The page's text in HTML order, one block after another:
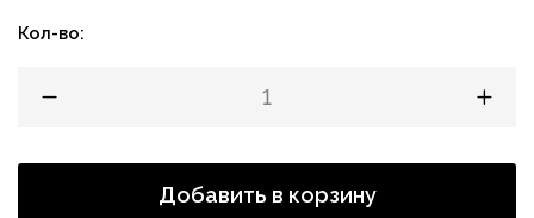
Кол-во:
Добавить в корзину